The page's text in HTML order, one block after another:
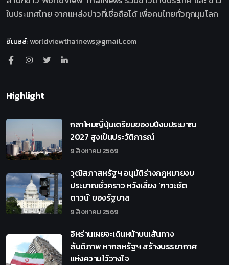
ในประเทศไทย จากแหล่งข่าวที่เชื่อถือได้ เพื่อคนไทยทั่วทุกมุมโลก
อีเมลล์:worldviewthainews@gmail.com
Highlight
กลาโหมญี่ปุ่นเตรียมของบปีงบประมาณ
2027 สูงเป็นประวัติการณ์
9 สิงหาคม 2569
วุฒิสภาสหรัฐฯ อนุมัติร่างกฎหมายงบ
ประมาณชั่วคราว หวังเลี่ยง ‘ภาวะชัต
ดาวน์’ ของรัฐบาล
9 สิงหาคม 2569
อิหร่านเผยจะเดินหน้าบนเส้นทาง
สันติภาพ หากสหรัฐฯ สร้างบรรยากาศ
แห่งความไว้วางใจ